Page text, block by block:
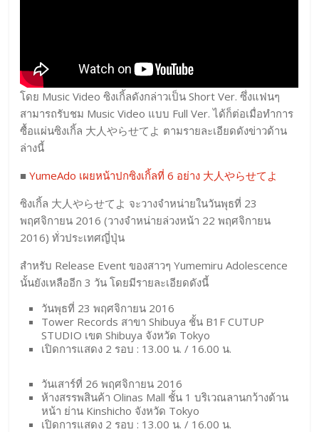
โดย Music Video ซิงเกิ้ลดังกล่าวเป็น Short Ver. ซึ่งแฟนๆ
สามารถรับชม Music Video แบบ Full Ver. ได้ก็ต่อเมื่อทำการ
ซื้อแผ่นซิงเกิ้ล 大人やらせてよ ตามรายละเอียดดังข่าวด้าน
ล่างนี้
■YumeAdo เผยหน้าปกซิงเกิ้ลที่ 6 อย่าง 大人やらせてよ
ซิงเกิ้ล 大人やらせてよ จะวางจำหน่ายในวันพุธที่ 23
พฤศจิกายน 2016 (วางจำหน่ายล่วงหน้า 22 พฤศจิกายน
2016) ทั่วประเทศญี่ปุ่น
สำหรับ Release Event ของสาวๆ Yumemiru Adolescence
นั้นยังเหลืออีก 3 วัน โดยมีรายละเอียดดังนี้
วันพุธที่ 23 พฤศจิกายน 2016
Tower Records สาขา Shibuya ชั้น B1F CUTUP
STUDIO เขต Shibuya จังหวัด Tokyo
เปิดการแสดง 2 รอบ : 13.00 น. / 16.00 น.
วันเสาร์ที่ 26 พฤศจิกายน 2016
ห้างสรรพสินค้า Olinas Mall ชั้น 1 บริเวณลานกว้างด้าน
หน้า ย่าน Kinshicho จังหวัด Tokyo
เปิดการแสดง 2 รอบ : 13.00 น. / 16.00 น.